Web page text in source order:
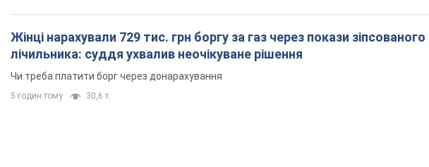
Жінці нарахували 729 тис. грн боргу за газ через покази зіпсованого
лічильника: суддя ухвалив неочікуване рішення
Чи треба платити борг через донарахування
5 годин тому 30,6 т.